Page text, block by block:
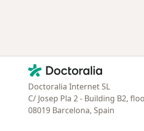
Contacto
Doctoralia - Página de inicio
Doctoralia Internet SL
C/ Josep Pla 2 - Building B2,
08019 Barcelona, Spain